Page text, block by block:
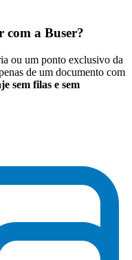
com a Buser?
ou um ponto exclusivo da
de um documento com
sem filas e sem